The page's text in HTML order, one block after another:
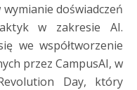
doświadczeń
w zakresie AI.
we współtworzenie
przez CampusAI, w
Day, który